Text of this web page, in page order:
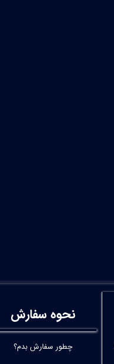
نحوه سفارش
چطور سفارش بدم؟